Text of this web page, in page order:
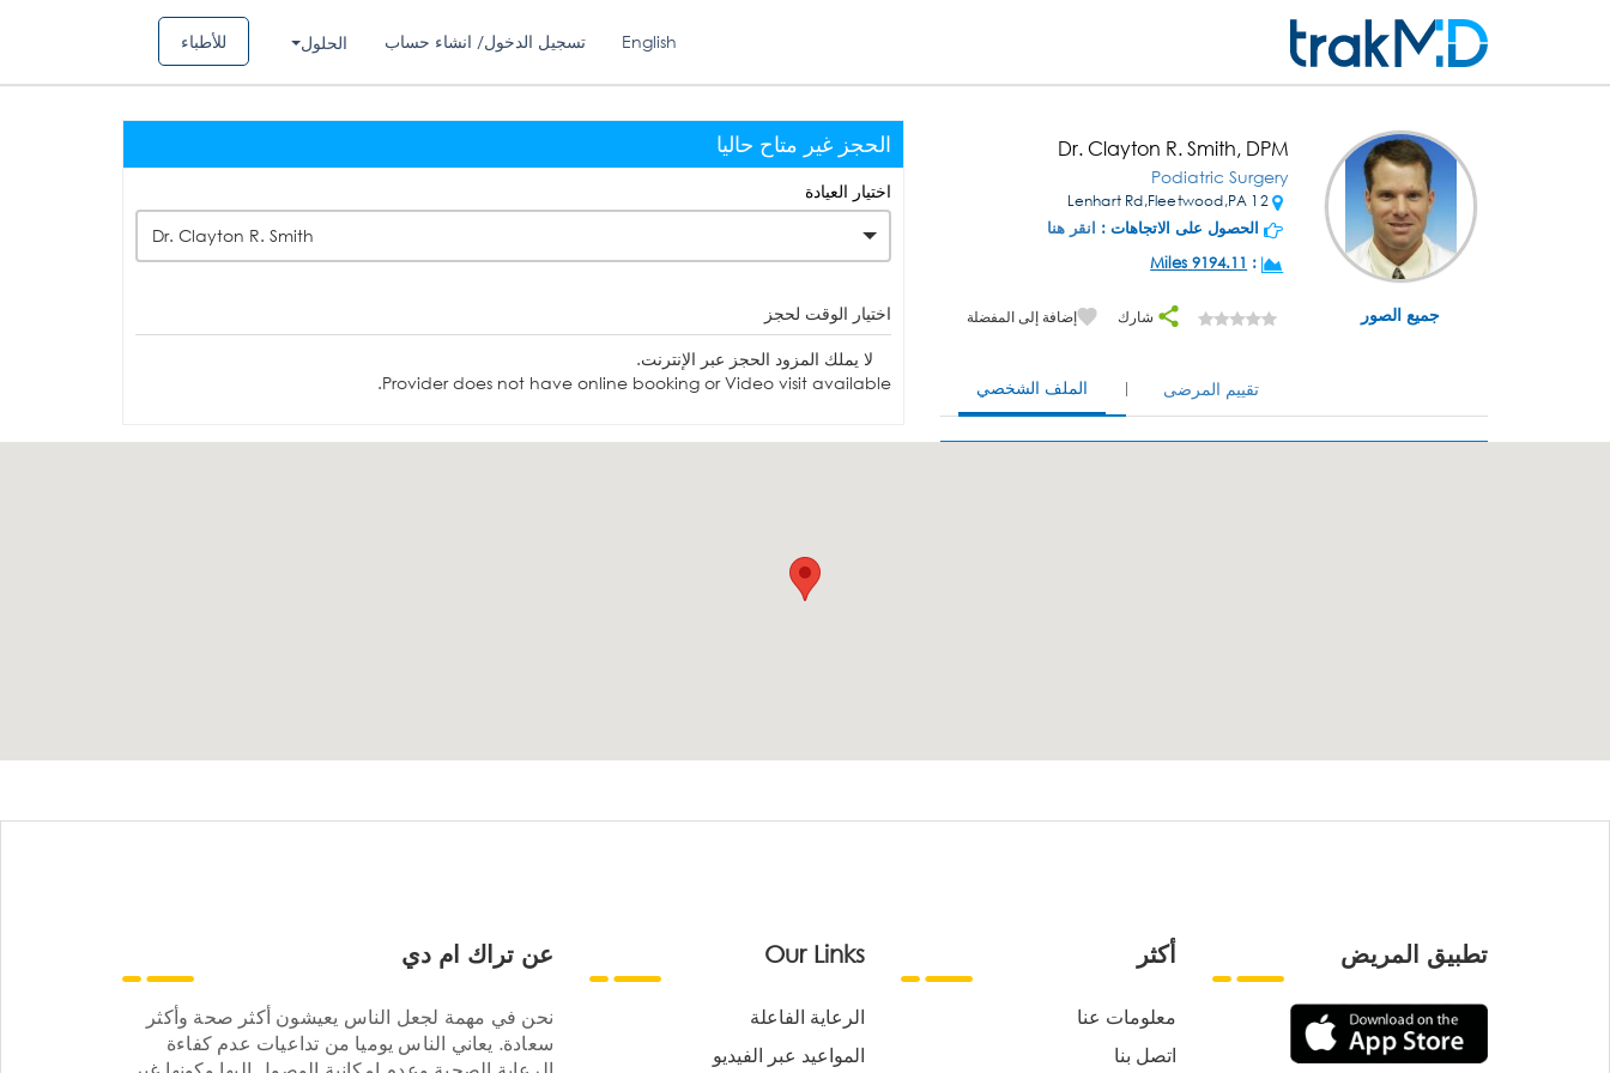
للأطباء الحلول تسجيل الدخول/ انشاء حساب English
جميع الصور
Dr. Clayton R. Smith, DPM
Podiatric Surgery
12 Lenhart Rd,Fleetwood,PA
الحصول على الاتجاهات : انقر هنا
:
9194.11 Miles
شارك إضافة إلى المفضلة
الملف الشخصي تقييم المرضى
الحجز غير متاح حاليا
اختيار العيادة
Dr. Clayton R. Smith
اختيار الوقت لحجز
لا يملك المزود الحجز عبر الإنترنت.
Provider does not have online booking or Video visit available.
عن تراك ام دي
نحن في مهمة لجعل الناس يعيشون أكثر صحة وأكثر
سعادة. يعاني الناس يوميا من تداعيات عدم كفاءة
Our Links
الرعاية الفاعلة
المواعيد عبر الفيديو
أكثر
معلومات عنا
اتصل بنا
تطبيق المريض